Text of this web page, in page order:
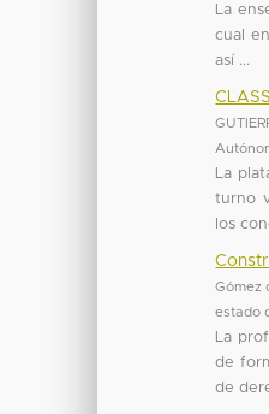
La
cual
así ...
La
turno
los
Gómez
estado
La
de
de